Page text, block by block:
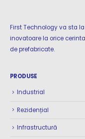
First Technology va sta
inovatoare la orice
de prefabricate.
PRODUSE
Industrial
Rezidențial
Infrastructură